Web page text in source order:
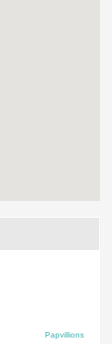
Papvillions